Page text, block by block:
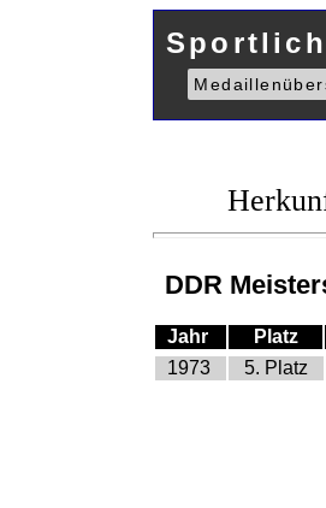
DDR
Jahr Platz
1973
5. Platz